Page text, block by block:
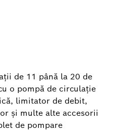
de 11 până la 20 de
o pompă de circulaţie
limitator de debit,
şi multe alte accesorii
de pompare